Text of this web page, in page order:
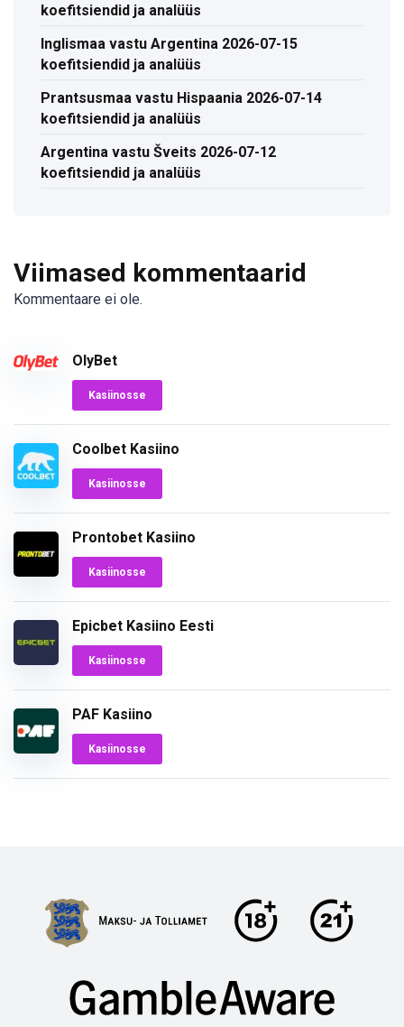
koefitsiendid ja analüüs
Inglismaa vastu Argentina 2026-07-15
koefitsiendid ja analüüs
Prantsusmaa vastu Hispaania 2026-07-14
koefitsiendid ja analüüs
Argentina vastu Šveits 2026-07-12
koefitsiendid ja analüüs
Viimased kommentaarid
Kommentaare ei ole.
OlyBet
Kasiinosse
Coolbet Kasiino
Kasiinosse
Prontobet Kasiino
Kasiinosse
Epicbet Kasiino Eesti
Kasiinosse
PAF Kasiino
Kasiinosse